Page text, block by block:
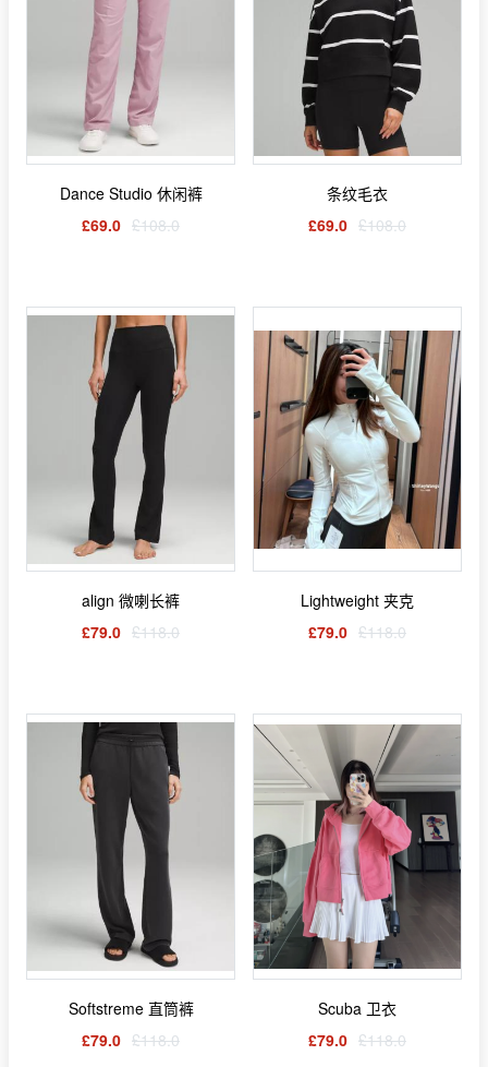
Dance Studio 休闲裤
£69.0 £108.0
条纹毛衣
£69.0 £108.0
align 微喇长裤
£79.0 £118.0
Lightweight 夹克
£79.0 £118.0
Softstreme 直筒裤
£79.0 £118.0
Scuba 卫衣
£79.0 £118.0